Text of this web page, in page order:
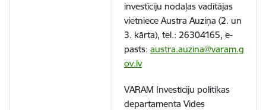
investīciju nodaļas vadītājas
vietniece Austra Auziņa (2. un
3. kārta), tel.: 26304165, e-
pasts: austra.auzina@varam.g
ov.lv
VARAM Investīciju politikas
departamenta Vides